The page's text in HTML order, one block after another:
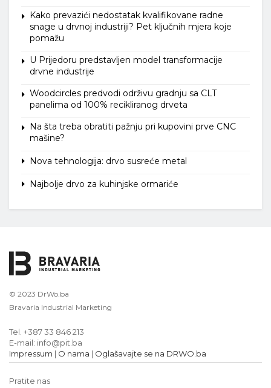
Kako prevazići nedostatak kvalifikovane radne
snage u drvnoj industriji? Pet ključnih mjera koje
pomažu
U Prijedoru predstavljen model transformacije
drvne industrije
Woodcircles predvodi održivu gradnju sa CLT
panelima od 100% recikliranog drveta
Na šta treba obratiti pažnju pri kupovini prve CNC
mašine?
Nova tehnologija: drvo susreće metal
Najbolje drvo za kuhinjske ormariće
© 2023 DrWo.ba
Bravaria Industrial Marketing
Tel. +387 33 846 213
E-mail: info@pit.ba
Impressum | O nama | Oglašavajte se na DRWO.ba
Pratite nas